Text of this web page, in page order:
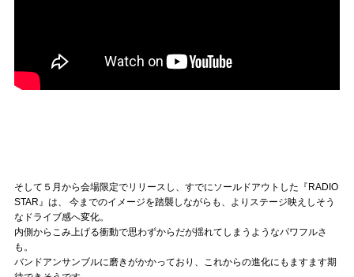
そして５月から会場限定でリリースし、すでにソールドアウトした『RADIO
STAR』は、 今までのイメージを踏襲しながらも、よりステージ映えしそう
なドライブ感へ変化。
内側からこみ上げる衝動で思わずからだが揺れてしまうようなパワフルさ
も。
バンドアンサンブルに磨きがかかっており、これからの進化にもますます期